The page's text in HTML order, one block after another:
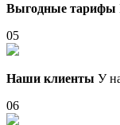
Выгодные тарифы
05
Наши клиенты У
06